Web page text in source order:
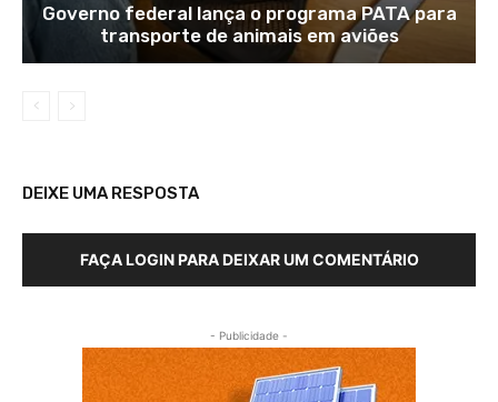
Governo federal lança o programa PATA para
transporte de animais em aviões
DEIXE UMA RESPOSTA
FAÇA LOGIN PARA DEIXAR UM COMENTÁRIO
- Publicidade -